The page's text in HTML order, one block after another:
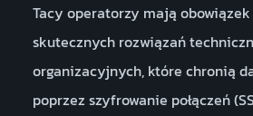
Tacy operatorzy mają
skutecznych rozwiązań
organizacyjnych, które chronią
poprzez szyfrowanie połączeń